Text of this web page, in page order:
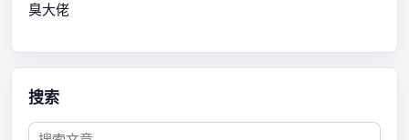
臭大佬
搜索